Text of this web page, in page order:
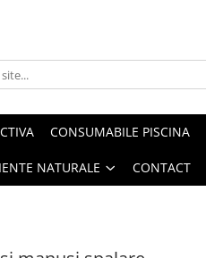
CONSUMABILE PISCINA
NATURALE CONTACT